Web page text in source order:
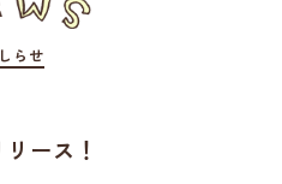
らせ
ース！